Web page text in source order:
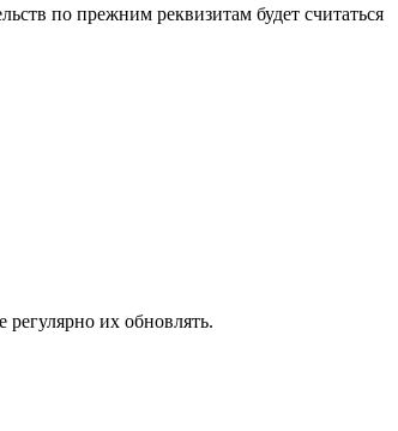
по прежним реквизитам будет считаться
их обновлять.